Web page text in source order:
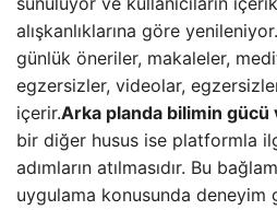
alışkanlıklarına göre
günlük öneriler, makaleler,
egzersizler, videolar,
içerir.Arka planda bilimin gücü
bir diğer husus ise platformla
adımların atılmasıdır. Bu
uygulama konusunda